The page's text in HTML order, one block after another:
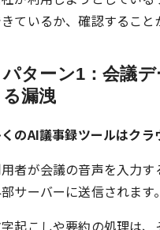
ているか、確認すること
パターン1：会議
る漏洩
のAI議事録ツールはクラ
者が会議の音声を入力
サーバーに送信されます。
起こしや要約の処理は、